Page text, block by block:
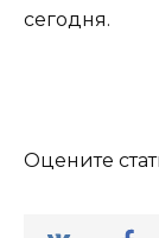
сегодня.
Оцените